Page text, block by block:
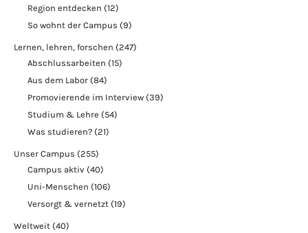
Region entdecken (12)
So wohnt der Campus (9)
Lernen, lehren, forschen (247)
Abschlussarbeiten (15)
Aus dem Labor (84)
Promovierende im Interview (39)
Studium & Lehre (54)
Was studieren? (21)
Unser Campus (255)
Campus aktiv (40)
Uni-Menschen (106)
Versorgt & vernetzt (19)
Weltweit (40)